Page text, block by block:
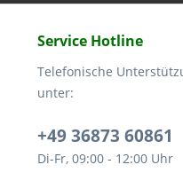
Service Hotline
Telefonische
unter:
+49 36873 60861
Di-Fr, 09:00 - 12:00 Uhr